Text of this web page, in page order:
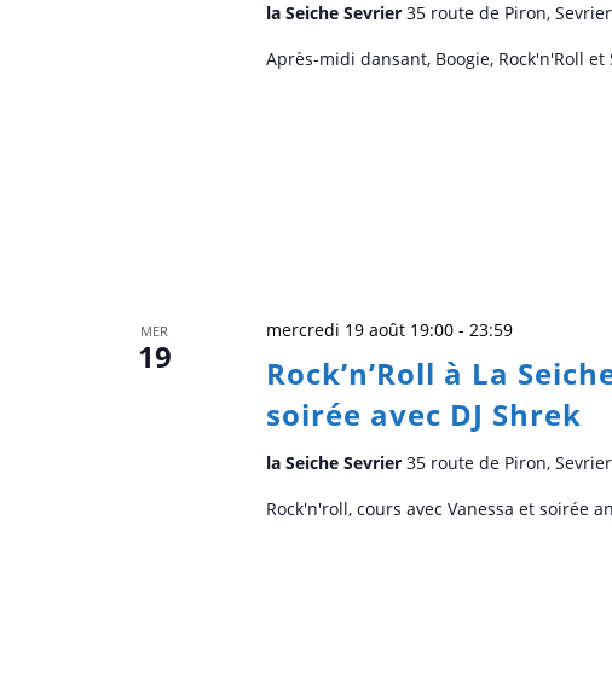
la Seiche Sevrier 35 route de Piron,
Après-midi dansant, Boogie, Rock'n'Roll et
MER
19
Rock’n’Roll à La
soirée avec DJ Shrek
mercredi 19 août 19:00- 23:59
la Seiche Sevrier 35 route de Piron,
Rock'n'roll, cours avec Vanessa et soirée